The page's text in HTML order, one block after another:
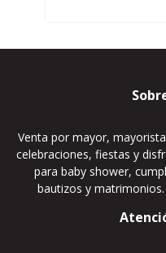
Venta por mayor,
celebraciones, fiestas y
para baby shower,
bautizos y